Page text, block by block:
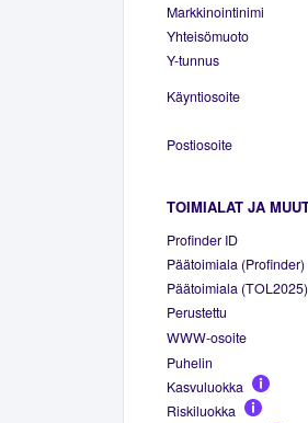
Markkinointinimi
Yhteisömuoto
Y-tunnus
Käyntiosoite
Postiosoite
TOIMIALAT JA
Profinder ID
Päätoimiala (Profinder)
Päätoimiala (TOL2025)
Perustettu
WWW-osoite
Puhelin
Kasvuluokka
Riskiluokka